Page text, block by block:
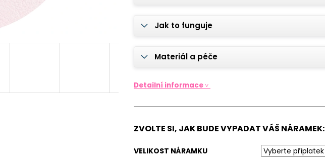
Jak to funguje
Materiál a péče
Detailní informace ˅
ZVOLTE SI, JAK BUDE VYPADAT VÁŠ NÁRAMEK:
VELIKOST NÁRAMKU